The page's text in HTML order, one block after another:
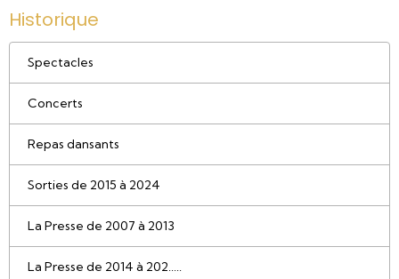
Historique
Spectacles
Concerts
Repas dansants
Sorties de 2015 à 2024
La Presse de 2007 à 2013
La Presse de 2014 à 202.....